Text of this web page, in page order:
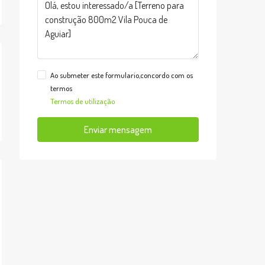
Ao submeter este formulario,concordo com os
termos
Termos de utilização
Enviar mensagem